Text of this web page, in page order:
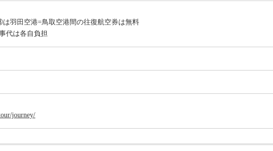
羽田空港=鳥取空港間の往復航空券は無料
代は各自負担
journey/